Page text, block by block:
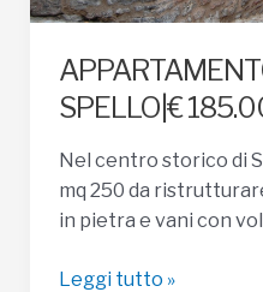
SPELLO|€
Nel centro storico di
mq 250 da
in pietra e vani con
APPARTAMENTO
Leggi tutto »